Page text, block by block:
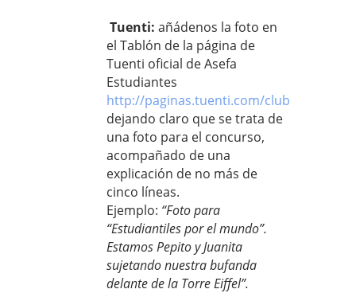
Tuenti: añádenos la foto en
el Tablón de la página de
Tuenti oficial de Asefa
Estudiantes
http://paginas.tuenti.com/
dejando claro que se trata de
una foto para el concurso,
acompañado de una
explicación de no más de
cinco líneas.
Ejemplo: “Foto para
“Estudiantiles por el mundo”.
Estamos Pepito y Juanita
sujetando nuestra bufanda
delante de la Torre Eiffel”.